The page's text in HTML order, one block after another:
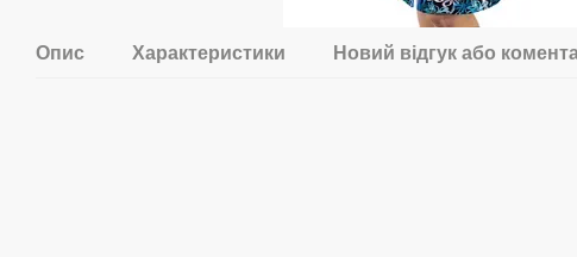
Опис Характеристики Новий відгук або